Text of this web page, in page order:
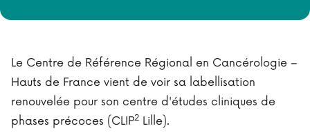
Le Centre de Référence Régional en Cancérologie –
Hauts de France vient de voir sa labellisation
renouvelée pour son centre d'études cliniques de
phases précoces (CLIP2 Lille).